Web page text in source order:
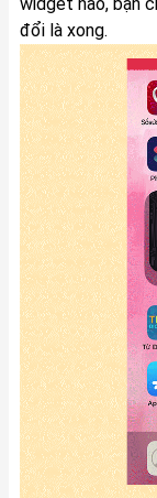
đổi là xong.